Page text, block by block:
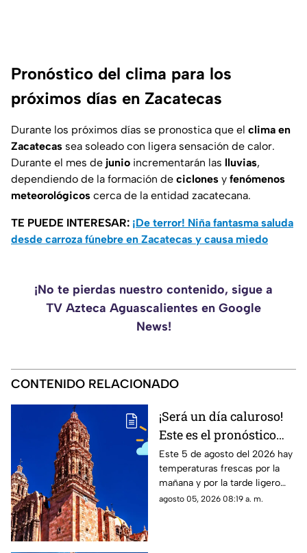
Pronóstico del clima para los
próximos días en Zacatecas
Durante los próximos días se pronostica que el clima en
Zacatecas sea soleado con ligera sensación de calor.
Durante el mes de junio incrementarán las lluvias,
dependiendo de la formación de ciclones y fenómenos
meteorológicos cerca de la entidad zacatecana.
TE PUEDE INTERESAR: ¡De terror! Niña fantasma saluda
desde carroza fúnebre en Zacatecas y causa miedo
¡No te pierdas nuestro contenido, sigue a
TV Azteca Aguascalientes en Google
News!
CONTENIDO RELACIONADO
¡Será un día caluroso!
Este es el pronóstico
del clima en Zacatecas
HOY miércoles 5 de
agosto
Este 5 de agosto del 2026 hay
temperaturas frescas por la
mañana y por la tarde ligero
calor; el clima de hoy en
agosto 05, 2026 08:19 a. m.